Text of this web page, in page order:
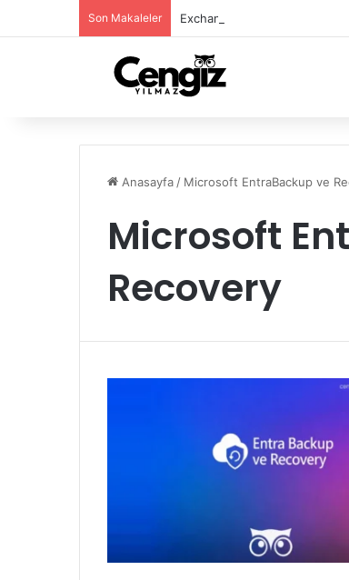
Son Makaleler Exchange Server Haziran
Anasayfa / Microsoft EntraBackup ve
Microsoft
Recovery